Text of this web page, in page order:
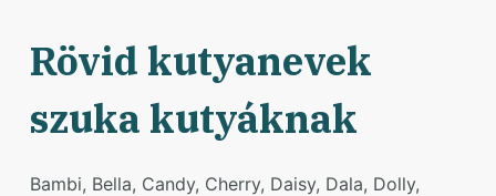
Rövid kutyanevek
szuka kutyáknak
Bambi, Bella, Candy, Cherry, Daisy, Dala, Dolly,